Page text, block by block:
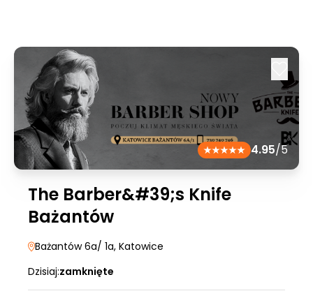
4.95/5
The Barber&#39;s Knife
Bażantów
Bażantów 6a/ 1a, Katowice
Dzisiaj:zamknięte